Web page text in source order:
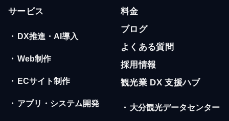
サービス
・ DX推進・AI導入
・ Web制作
・ ECサイト制作
・ アプリ・システム開発
料金
ブログ
よくある質問
採用情報
観光業 DX 支援ハブ
・ 大分観光データセンター